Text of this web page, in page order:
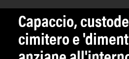
Capaccio,
cimitero e